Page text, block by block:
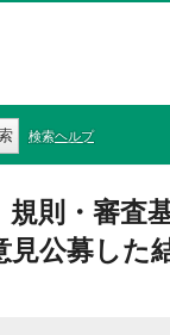
検索ヘルプ
則・審査
見公募した